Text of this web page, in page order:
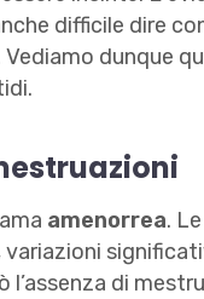
difficile dire
dunque
amenorrea.
l’assenza di